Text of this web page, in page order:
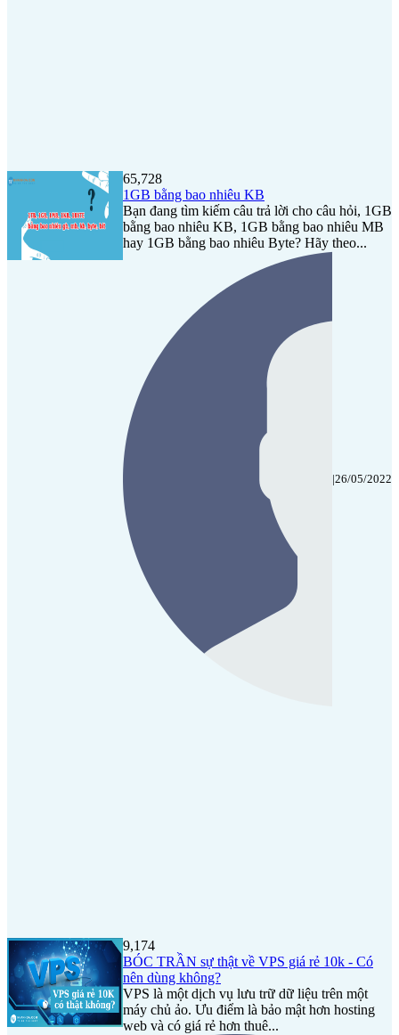
65,728
1GB bằng bao nhiêu KB
Bạn đang tìm kiếm câu trả lời cho câu hỏi, 1GB
bằng bao nhiêu KB, 1GB bằng bao nhiêu MB
hay 1GB bằng bao nhiêu Byte? Hãy theo...
|26/05/2022
9,174
BÓC TRẦN sự thật về VPS giá rẻ 10k - Có
nên dùng không?
VPS là một dịch vụ lưu trữ dữ liệu trên một
máy chủ ảo. Ưu điểm là bảo mật hơn hosting
web và có giá rẻ hơn thuê...